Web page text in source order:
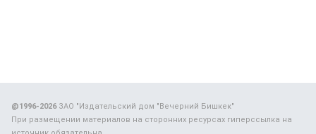
@1996-2026ЗАО "Издательский дом "Вечерний Бишкек"
При размещении материалов на сторонних ресурсах гиперссылка на